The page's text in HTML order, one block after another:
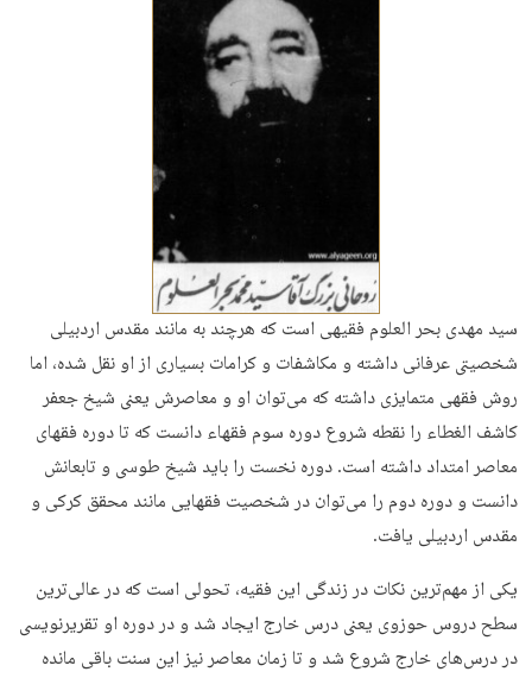
سید مهدی بحر العلوم فقیهی است که هرچند به مانند مقدس اردبیلی
شخصیتی عرفانی داشته و مکاشفات و کرامات بسیاری از او نقل شده، اما
روش فقهی متمایزی داشته که می‌توان او و معاصرش یعنی شیخ جعفر
کاشف الغطاء را نقطه شروع دوره سوم فقهاء دانست که تا دوره فقهای
معاصر امتداد داشته است. دوره نخست را باید شیخ طوسی و تابعانش
دانست و دوره دوم را می‌توان در شخصیت فقهایی مانند محقق کرکی و
مقدس اردبیلی یافت.
یکی از مهم‌ترین نکات در زندگی این فقیه، تحولی است که در عالی‌ترین
سطح دروس حوزوی یعنی درس خارج ایجاد شد و در دوره او تقریرنویسی
در درس‌های خارج شروع شد و تا زمان معاصر نیز این سنت باقی مانده